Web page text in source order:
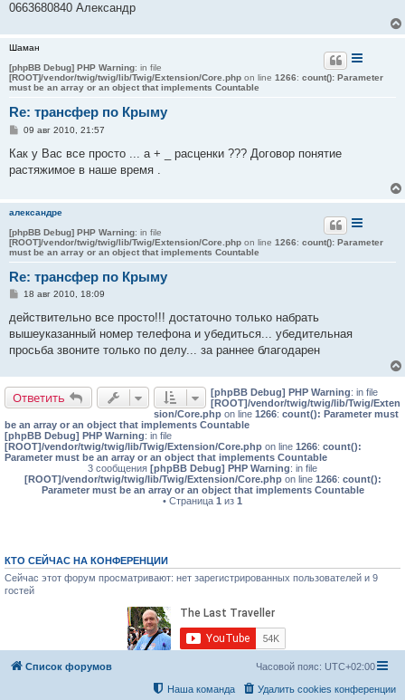
0663680840 Александр
Шаман
[phpBB Debug] PHP Warning: in file
[ROOT]/vendor/twig/twig/lib/Twig/Extension/Core.php on line 1266: count(): Parameter
must be an array or an object that implements Countable
Re: трансфер по Крыму
С
о
щ
и
е
09 авг 2010, 21:57
Как у Вас все просто ... а + _ расценки ??? Договор понятие
растяжимое в наше время .
александре
[phpBB Debug] PHP Warning: in file
[ROOT]/vendor/twig/twig/lib/Twig/Extension/Core.php on line 1266: count(): Parameter
must be an array or an object that implements Countable
Re: трансфер по Крыму
С
о
щ
е
е
18 авг 2010, 18:09
действительно все просто!!! достаточно только набрать
вышеуказанный номер телефона и убедиться... убедительная
просьба звоните только по делу... за раннее благодарен
Ответить [phpBB Debug] PHP Warning: in file
[ROOT]/vendor/twig/twig/lib/Twig/Exten
sion/Core.php on line 1266: count(): Parameter must
be an array or an object that implements Countable
[phpBB Debug] PHP Warning: in file
[ROOT]/vendor/twig/twig/lib/Twig/Extension/Core.php on line 1266: count():
Parameter must be an array or an object that implements Countable
3 сообщения [phpBB Debug] PHP Warning: in file
[ROOT]/vendor/twig/twig/lib/Twig/Extension/Core.phpon line 1266: count():
Parameter must be an array or an object that implements Countable
• Страница 1 из 1
КТО СЕЙЧАС НА КОНФЕРЕНЦИИ
Сейчас этот форум просматривают: нет зарегистрированных пользователей и 9
гостей
Список форумов Часовой пояс: UTC+02:00
Удалить cookies конференции
Наша команда